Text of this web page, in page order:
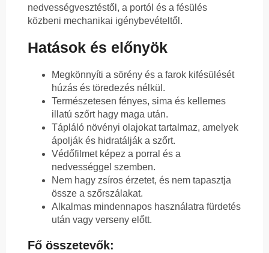
nedvességvesztéstől, a portól és a fésülés
közbeni mechanikai igénybevételtől.
Hatások és előnyök
Megkönnyíti a sörény és a farok kifésülését
húzás és töredezés nélkül.
Természetesen fényes, sima és kellemes
illatú szőrt hagy maga után.
Tápláló növényi olajokat tartalmaz, amelyek
ápolják és hidratálják a szőrt.
Védőfilmet képez a porral és a
nedvességgel szemben.
Nem hagy zsíros érzetet, és nem tapasztja
össze a szőrszálakat.
Alkalmas mindennapos használatra fürdetés
után vagy verseny előtt.
Fő összetevők: